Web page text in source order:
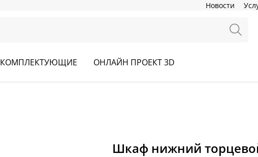
Новости
КОМПЛЕКТУЮЩИЕ ОНЛАЙН ПРОЕКТ 3D
Шкаф нижний